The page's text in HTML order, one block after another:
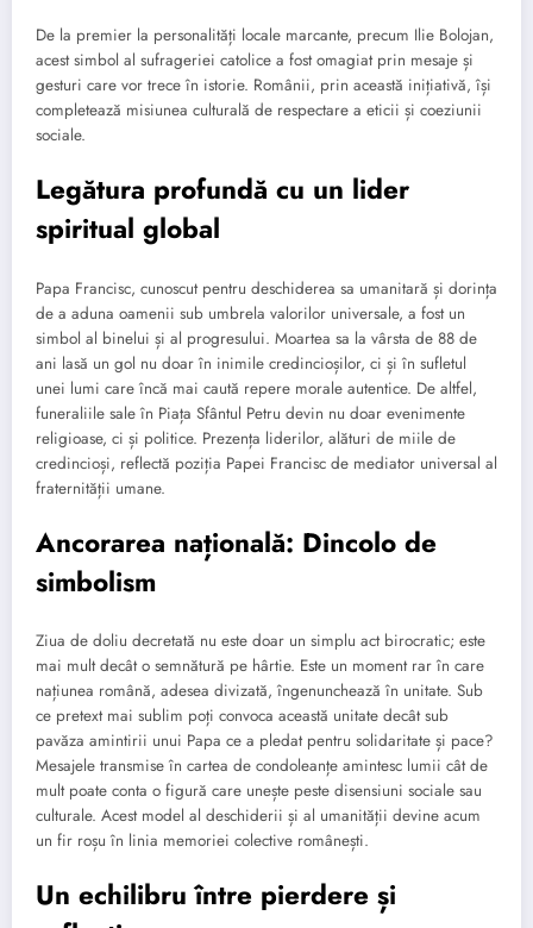
De la premier la personalități locale marcante, precum Ilie Bolojan,
acest simbol al sufrageriei catolice a fost omagiat prin mesaje și
gesturi care vor trece în istorie. Românii, prin această inițiativă, își
completează misiunea culturală de respectare a eticii și coeziunii
sociale.
Legătura profundă cu un lider
spiritual global
Papa Francisc, cunoscut pentru deschiderea sa umanitară și dorința
de a aduna oamenii sub umbrela valorilor universale, a fost un
simbol al binelui și al progresului. Moartea sa la vârsta de 88 de
ani lasă un gol nu doar în inimile credincioșilor, ci și în sufletul
unei lumi care încă mai caută repere morale autentice. De altfel,
funeraliile sale în Piața Sfântul Petru devin nu doar evenimente
religioase, ci și politice. Prezența liderilor, alături de miile de
credincioși, reflectă poziția Papei Francisc de mediator universal al
fraternității umane.
Ancorarea națională: Dincolo de
simbolism
Ziua de doliu decretată nu este doar un simplu act birocratic; este
mai mult decât o semnătură pe hârtie. Este un moment rar în care
națiunea română, adesea divizată, îngenunchează în unitate. Sub
ce pretext mai sublim poți convoca această unitate decât sub
pavăza amintirii unui Papa ce a pledat pentru solidaritate și pace?
Mesajele transmise în cartea de condoleanțe amintesc lumii cât de
mult poate conta o figură care unește peste disensiuni sociale sau
culturale. Acest model al deschiderii și al umanității devine acum
un fir roșu în linia memoriei colective românești.
Un echilibru între pierdere și